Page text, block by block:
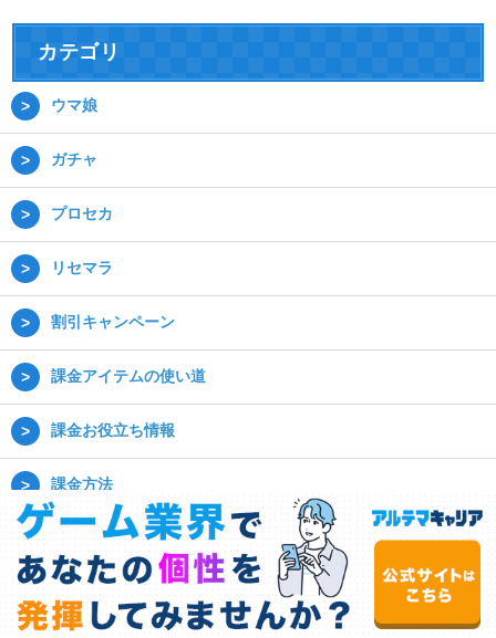
カテゴリ
ウマ娘
ガチャ
プロセカ
リセマラ
割引キャンペーン
課金アイテムの使い道
課金お役立ち情報
課金方法
(C) 2020ゲーム課金の教科書